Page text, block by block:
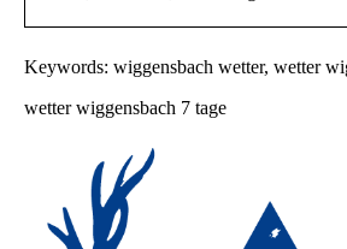
Keywords: wiggensbach wetter, wetter
wetter wiggensbach 7 tage